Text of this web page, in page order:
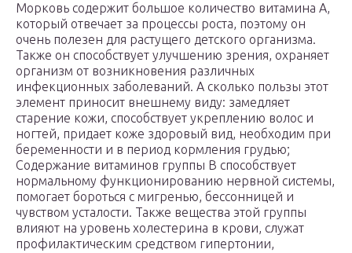
Морковь содержит большое количество витамина A,
который отвечает за процессы роста, поэтому он
очень полезен для растущего детского организма.
Также он способствует улучшению зрения, охраняет
организм от возникновения различных
инфекционных заболеваний. А сколько пользы этот
элемент приносит внешнему виду: замедляет
старение кожи, способствует укреплению волос и
ногтей, придает коже здоровый вид, необходим при
беременности и в период кормления грудью;
Содержание витаминов группы B способствует
нормальному функционированию нервной системы,
помогает бороться с мигренью, бессонницей и
чувством усталости. Также вещества этой группы
влияют на уровень холестерина в крови, служат
профилактическим средством гипертонии,